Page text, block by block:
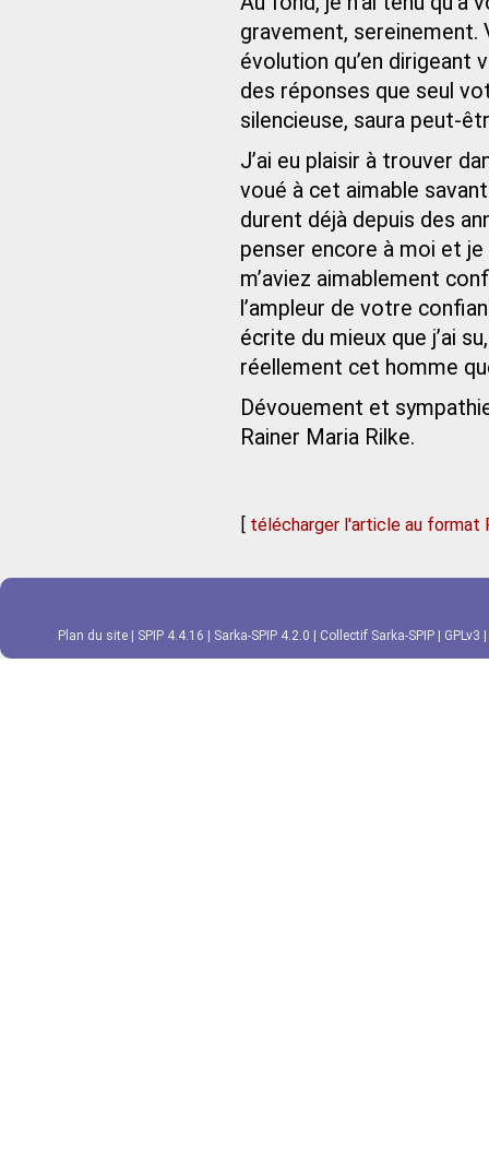
gravement,
évolution qu’en dirigeant
des réponses que seul
silencieuse, saura peut-
J’ai eu plaisir à trouver
voué à cet aimable
durent déjà depuis des
penser encore à moi et
m’aviez aimablement
l’ampleur de votre
écrite du mieux que j’ai
réellement cet homme
Dévouement et
Rainer Maria Rilke.
[ télécharger l'article au format
Plan du site SPIP 4.4.16 Sarka-SPIP 4.2.0 Collectif Sarka-SPIP GPLv3